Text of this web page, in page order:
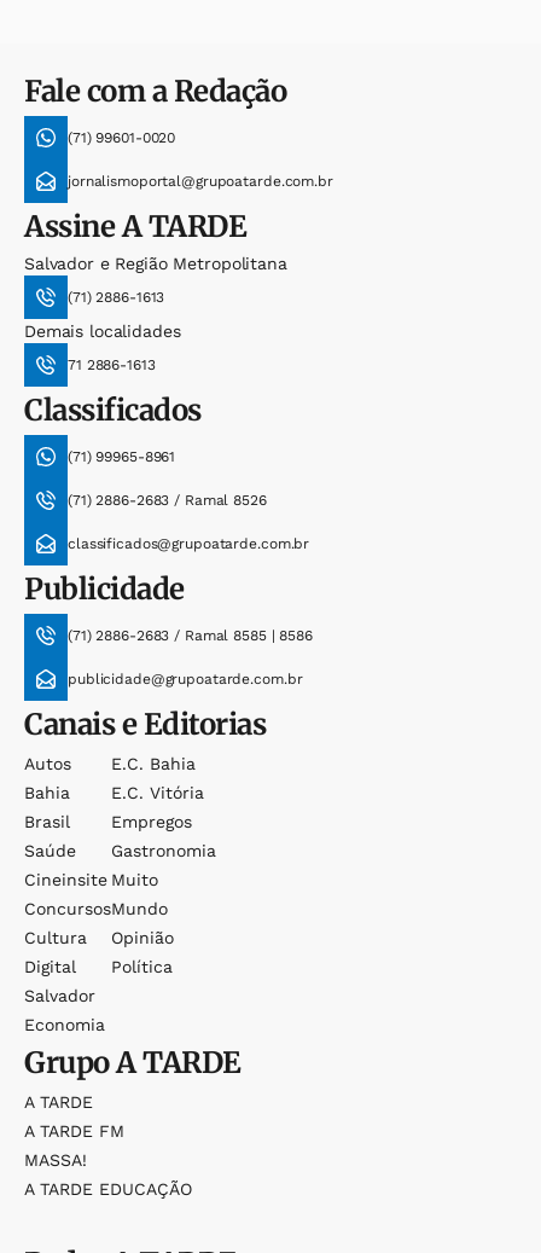
Fale com a Redação
(71) 99601-0020
jornalismoportal@grupoatarde.com.br
AssineA TARDE
Salvador e Região Metropolitana
(71) 2886-1613
Demais localidades
71 2886-1613
Classificados
(71) 99965-8961
(71) 2886-2683 / Ramal 8526
classificados@grupoatarde.com.br
Publicidade
(71) 2886-2683 / Ramal 8585 | 8586
publicidade@grupoatarde.com.br
Canais e Editorias
Autos
Bahia
Brasil
Saúde
Cineinsite
Concursos
Cultura
Digital
Salvador
Economia
E.c. Bahia
E.c. Vitória
Empregos
Gastronomia
Muito
Mundo
Opinião
Política
GrupoA TARDE
A TARDE
A TARDE FM
MASSA!
A TARDE EDUCAÇÃO